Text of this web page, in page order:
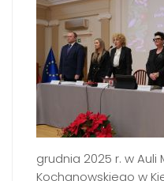
grudnia 2025 r. w
Kochanowskiego w